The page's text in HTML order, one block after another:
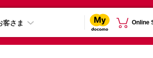
客さま Online